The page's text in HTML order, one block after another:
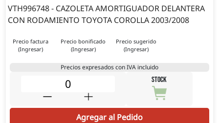
VTH996748 - CAZOLETA AMORTIGUADOR DELANTERA
CON RODAMIENTO TOYOTA COROLLA 2003/2008
Precio factura
(Ingresar)
Precio bonificado
(Ingresar)
Precio sugerido
(Ingresar)
Precios expresados con IVA incluido
STOCK
Agregar al Pedido